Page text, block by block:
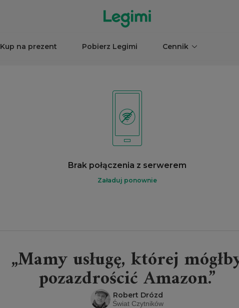
Kup na prezent Pobierz Legimi Cennik
Brak połączenia z serwerem
Załaduj ponownie
„Mamy usługę, której
pozazdrościć Amazon.”
Robert Drózd
Świat Czytników